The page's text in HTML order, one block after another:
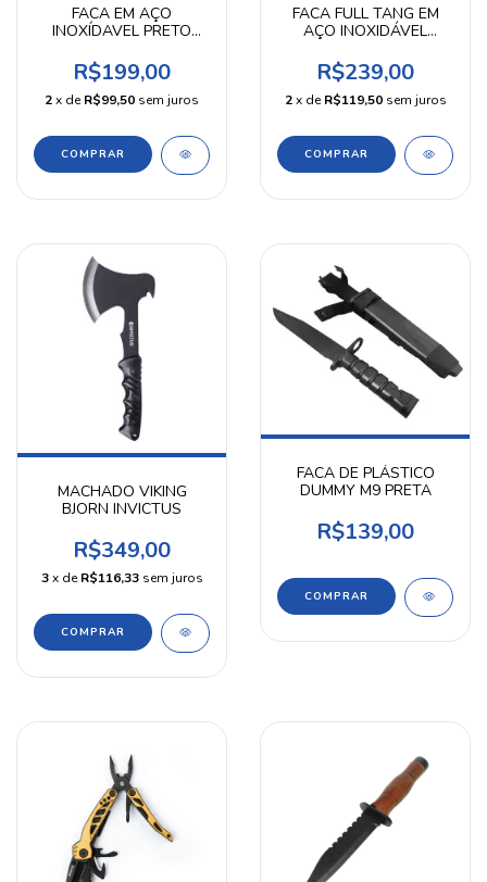
FACA EM AÇO
INOXÍDAVEL PRETO
R$199,00
2x deR$99,50 sem juros
FACA FULL TANG EM
AÇO INOXIDÁVEL
INVICTUS
R$239,00
2 x deR$119,50 sem juros
MACHADO VIKING
BJORN INVICTUS
R$349,00
3 x deR$116,33 sem juros
FACA DE PLÁSTICO
DUMMY M9 PRETA
R$139,00